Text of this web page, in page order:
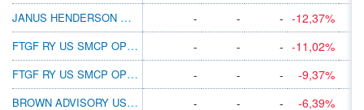
JANUS HENDERSON US VENTURE B2 USD
- - - -12,37%
FTGF RY US SMCP OPP E EUR ACC
- - - -11,02%
FTGF RY US SMCP OPP PR EUR ACC
- - -
-9,37%
BROWN ADVISORY US SMLRCOMS STLG B DIS
- - -
-6,39%